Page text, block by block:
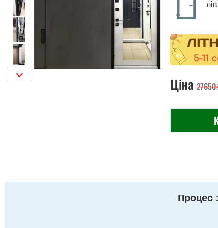
Ціна 27650
Процес